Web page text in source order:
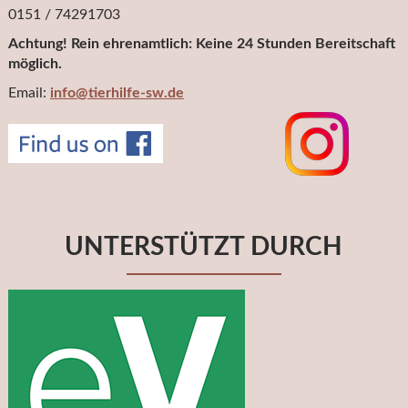
0151 / 74291703
Achtung! Rein ehrenamtlich: Keine 24 Stunden Bereitschaft
möglich.
Email: info@tierhilfe-sw.de
UNTERSTÜTZT DURCH